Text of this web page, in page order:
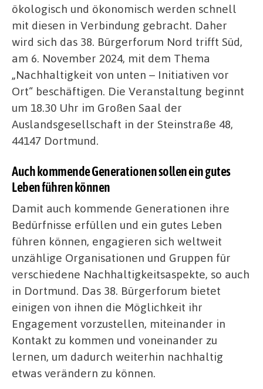
ökologisch und ökonomisch werden schnell
mit diesen in Verbindung gebracht. Daher
wird sich das 38. Bürgerforum Nord trifft Süd,
am 6. November 2024, mit dem Thema
„Nachhaltigkeit von unten – Initiativen vor
Ort“ beschäftigen. Die Veranstaltung beginnt
um 18.30 Uhr im Großen Saal der
Auslandsgesellschaft in der Steinstraße 48,
44147 Dortmund.
Auch kommende Generationen sollen ein gutes
Leben führen können
Damit auch kommende Generationen ihre
Bedürfnisse erfüllen und ein gutes Leben
führen können, engagieren sich weltweit
unzählige Organisationen und Gruppen für
verschiedene Nachhaltigkeitsaspekte, so auch
in Dortmund. Das 38. Bürgerforum bietet
einigen von ihnen die Möglichkeit ihr
Engagement vorzustellen, miteinander in
Kontakt zu kommen und voneinander zu
lernen, um dadurch weiterhin nachhaltig
etwas verändern zu können.